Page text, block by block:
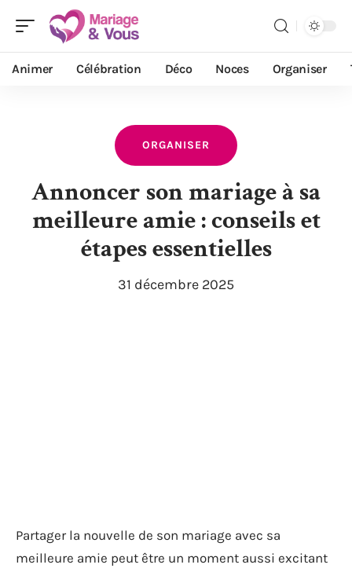
Animer Célébration Déco Noces Organiser
ORGANISER
Annoncer son mariage à sa
meilleure amie : conseils et
étapes essentielles
31 décembre 2025
Partager la nouvelle de son mariage avec sa
meilleure amie peut être un moment aussi excitant